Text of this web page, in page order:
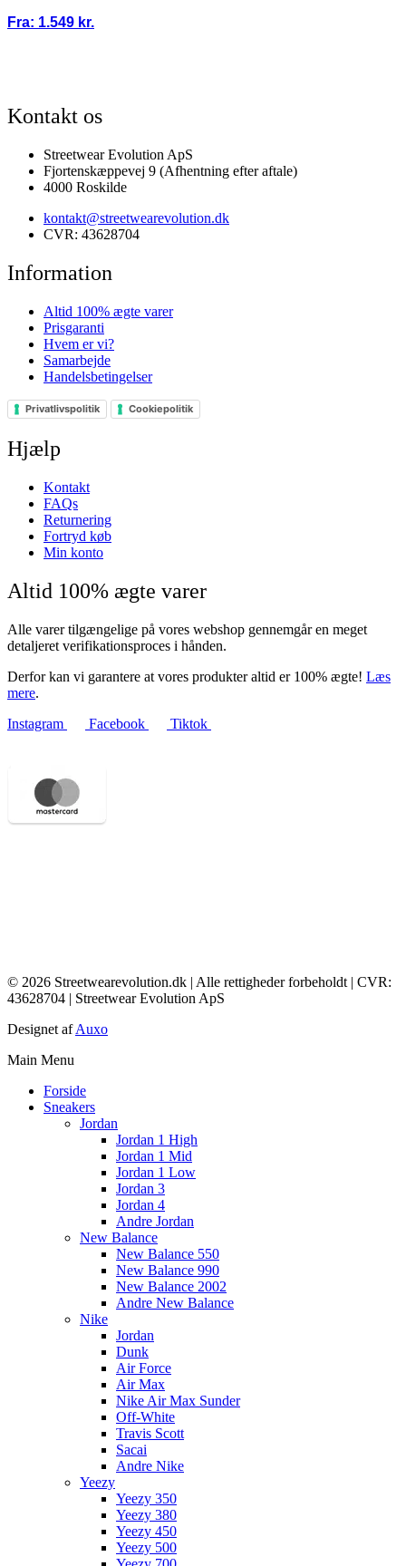
Fra: 1.549 kr.
Kontakt os
Streetwear Evolution ApS
Fjortenskæppevej 9 (Afhentning efter aftale)
4000 Roskilde
kontakt@streetwearevolution.dk
CVR: 43628704
Information
Altid 100% ægte varer
Prisgaranti
Hvem er vi?
Samarbejde
Handelsbetingelser
Privatlivspolitik Cookiepolitik
Hjælp
Kontakt
FAQs
Returnering
Fortryd køb
Min konto
Altid 100% ægte varer
Alle varer tilgængelige på vores webshop gennemgår en meget
detaljeret verifikationsproces i hånden.
Derfor kan vi garantere at vores produkter altid er 100% ægte! Læs
mere.
Instagram
Facebook Tiktok
© 2026 Streetwearevolution.dk | Alle rettigheder forbeholdt | CVR:
43628704 | Streetwear Evolution ApS
Designet afAuxo
Main Menu
Forside
Sneakers
Jordan
Jordan 1 High
Jordan 1 Mid
Jordan 1 Low
Jordan 3
Jordan 4
Andre Jordan
New Balance
New Balance 550
New Balance 990
New Balance 2002
Andre New Balance
Nike
Jordan
Dunk
Air Force
Air Max
Nike Air Max Sunder
Off-White
Travis Scott
Sacai
Andre Nike
Yeezy
Yeezy 350
Yeezy 380
Yeezy 450
Yeezy 500